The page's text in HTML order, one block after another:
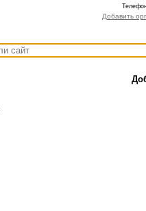
Добавить